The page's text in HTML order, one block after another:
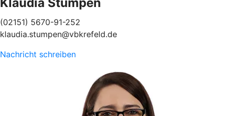
(02151) 5670-91-252
klaudia.stumpen@vbkrefeld.de
Nachricht schreiben